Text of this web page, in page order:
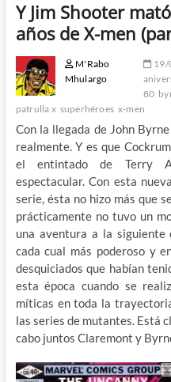
Y Jim Shooter
años de X-men
M'Rabo
Mhulargo
19/
80
patrulla x superhéroes x-men
Con la llegada de John
realmente. Y es que
el entintado de Terry
espectacular. Con esta
serie, ésta no hizo más que
prácticamente no tuvo un
una aventura a la siguiente
cada cual más poderoso y
desquiciados que habían
esta época cuando se
míticas en toda la
las series de mutantes. Está
cabo juntos Claremont y